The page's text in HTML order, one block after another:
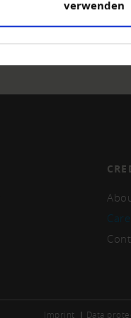
verwenden
Imprint Data